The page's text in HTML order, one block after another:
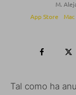
M.
App Store
Mac
Tal como ha